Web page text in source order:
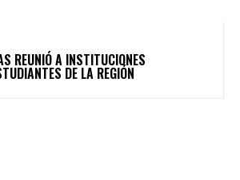
REUNIÓ A INSTITUCIONES
DE LA REGIÓN